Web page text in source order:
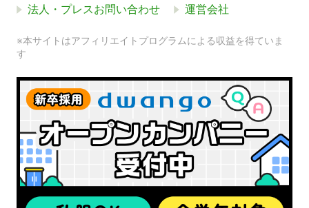
法人・プレスお問い合わせ 運営会社
※本サイトはアフィリエイトプログラムによる収益を得ていま
す